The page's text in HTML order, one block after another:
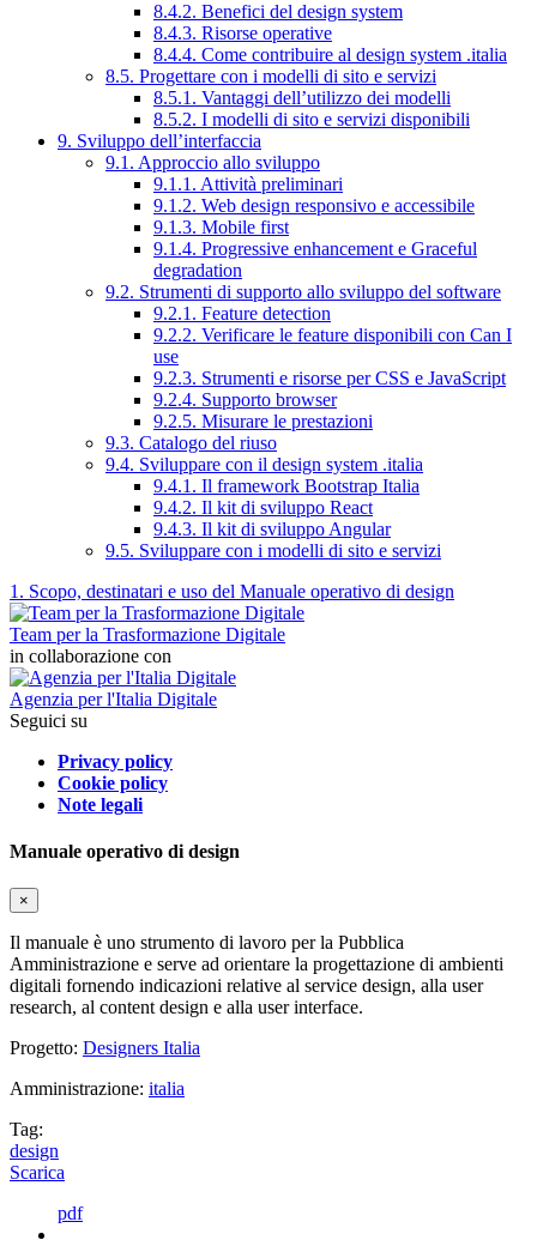
8.4.2. Benefici del design system
8.4.3. Risorse operative
8.4.4. Come contribuire al design system .italia
8.5. Progettare con i modelli di sito e servizi
8.5.1. Vantaggi dell’utilizzo dei modelli
8.5.2. I modelli di sito e servizi disponibili
9. Sviluppo dell’interfaccia
9.1. Approccio allo sviluppo
9.1.1. Attività preliminari
9.1.2. Web design responsivo e accessibile
9.1.3. Mobile first
9.1.4. Progressive enhancement e Graceful
degradation
9.2. Strumenti di supporto allo sviluppo del software
9.2.1. Feature detection
9.2.2. Verificare le feature disponibili con Can I
use
9.2.3. Strumenti e risorse per CSS e JavaScript
9.2.4. Supporto browser
9.2.5. Misurare le prestazioni
9.3. Catalogo del riuso
9.4. Sviluppare con il design system .italia
9.4.1. Il framework Bootstrap Italia
9.4.2. Il kit di sviluppo React
9.4.3. Il kit di sviluppo Angular
9.5. Sviluppare con i modelli di sito e servizi
1. Scopo, destinatari e uso del Manuale operativo di design
Team per la Trasformazione Digitale
in collaborazione con
Agenzia per l'Italia Digitale
Seguici su
Privacy policy
Cookie policy
Note legali
Manuale operativo di design
×
Il manuale è uno strumento di lavoro per la Pubblica
Amministrazione e serve ad orientare la progettazione di ambienti
digitali fornendo indicazioni relative al service design, alla user
research, al content design e alla user interface.
Progetto: Designers Italia
Amministrazione: italia
Tag:
design
Scarica
pdf